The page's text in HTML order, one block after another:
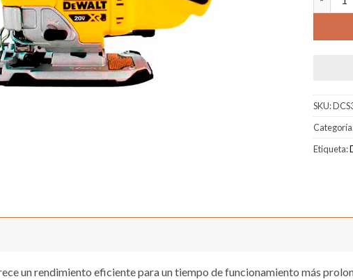
SKU:
Etiqueta:
un rendimiento eficiente para un tiempo de funcionamiento más